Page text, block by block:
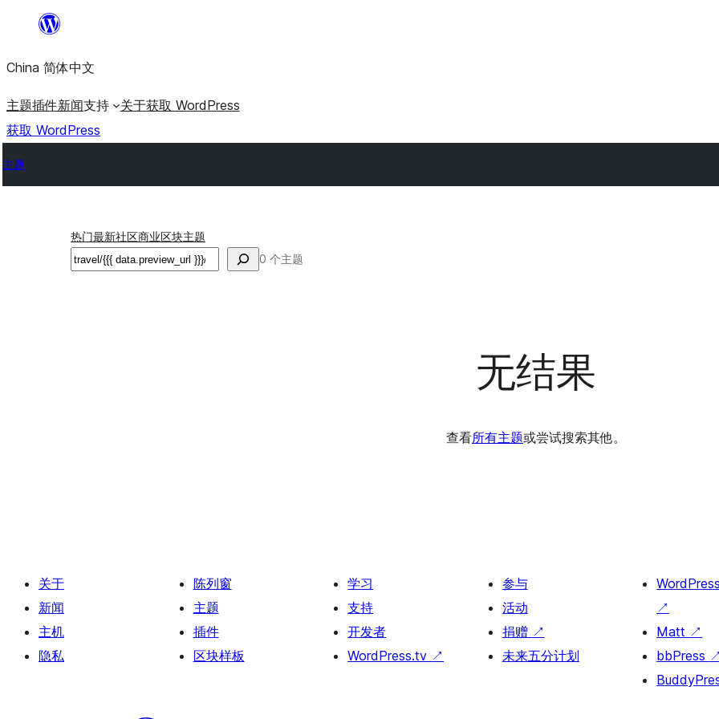
内
容
China 简体中文
主题插件新闻支持 关于获取 WordPress
获取 WordPress
主题
热门最新社区商业区块主题
搜
0 个主题
无结果
查看所有主题或尝试搜索其他。
关于
新闻
主机
隐私
陈列窗
主题
插件
区块样板
学习
支持
开发者
WordPress.tv ↗
参与
活动
捐赠 ↗
未来五分计划
↗
Matt ↗
bbPress ↗